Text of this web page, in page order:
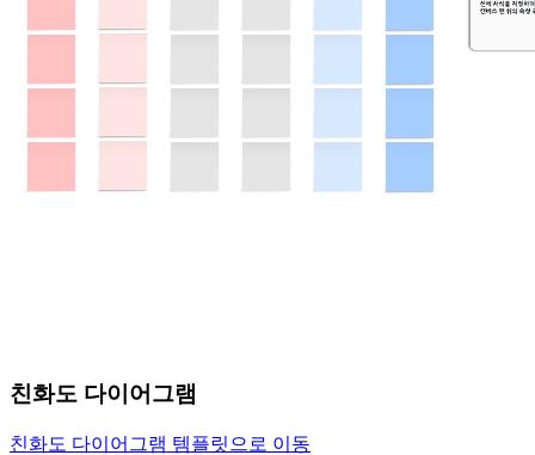
친화도 다이어그램
친화도 다이어그램 템플릿으로 이동